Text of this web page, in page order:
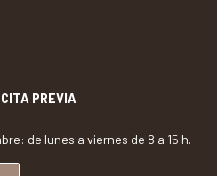
PREVIA
de lunes a viernes de 8 a 15 h.